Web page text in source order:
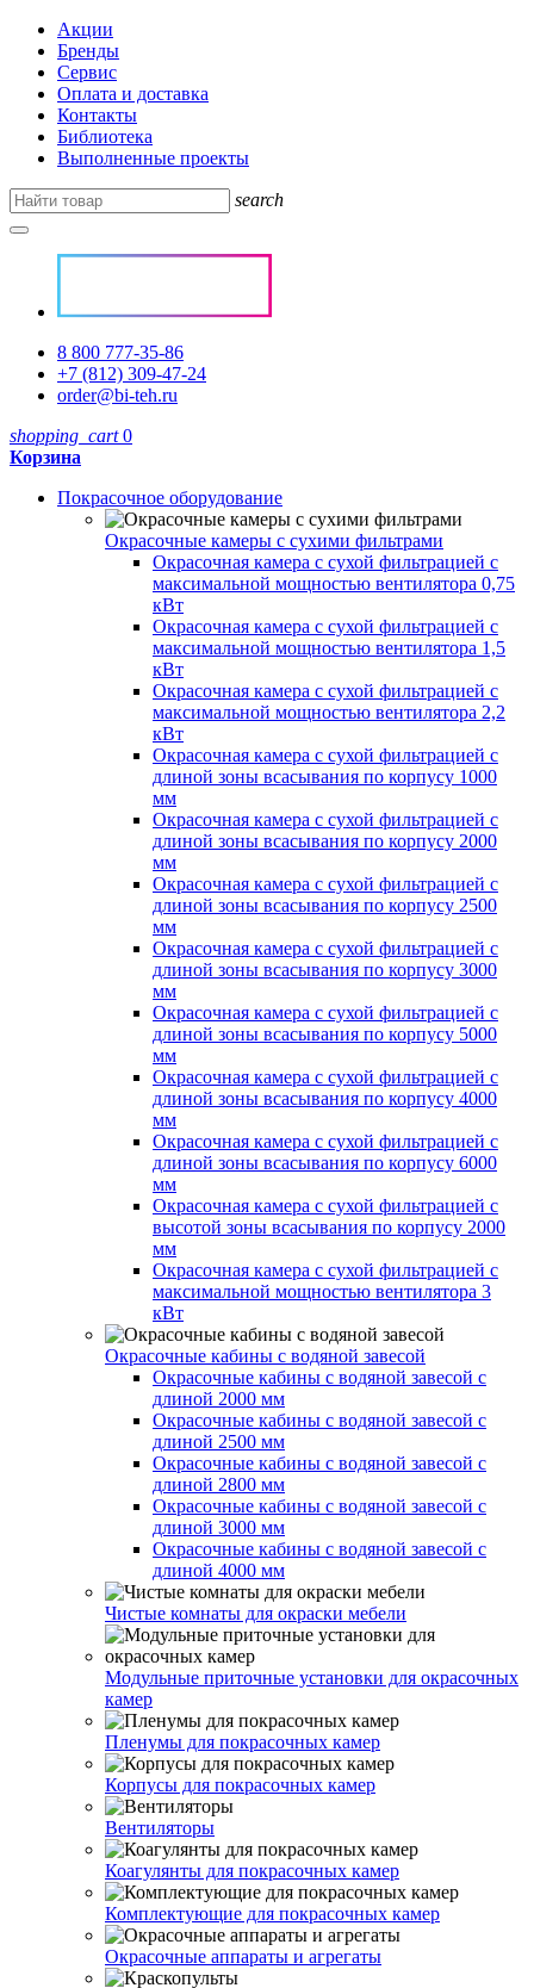
Акции
Бренды
Сервис
Оплата и доставка
Контакты
Библиотека
Выполненные проекты
search
8 800 777-35-86
+7 (812) 309-47-24
order@bi-teh.ru
shopping_cart 0
Корзина
Покрасочное оборудование
Окрасочные камеры с сухими фильтрами
Окрасочная камера с сухой фильтрацией с
максимальной мощностью вентилятора 0,75
кВт
Окрасочная камера с сухой фильтрацией с
максимальной мощностью вентилятора 1,5
кВт
Окрасочная камера с сухой фильтрацией с
максимальной мощностью вентилятора 2,2
кВт
Окрасочная камера с сухой фильтрацией с
длиной зоны всасывания по корпусу 1000
мм
Окрасочная камера с сухой фильтрацией с
длиной зоны всасывания по корпусу 2000
мм
Окрасочная камера с сухой фильтрацией с
длиной зоны всасывания по корпусу 2500
мм
Окрасочная камера с сухой фильтрацией с
длиной зоны всасывания по корпусу 3000
мм
Окрасочная камера с сухой фильтрацией с
длиной зоны всасывания по корпусу 5000
мм
Окрасочная камера с сухой фильтрацией с
длиной зоны всасывания по корпусу 4000
мм
Окрасочная камера с сухой фильтрацией с
длиной зоны всасывания по корпусу 6000
мм
Окрасочная камера с сухой фильтрацией с
высотой зоны всасывания по корпусу 2000
мм
Окрасочная камера с сухой фильтрацией с
максимальной мощностью вентилятора 3
кВт
Окрасочные кабины с водяной завесой
Окрасочные кабины с водяной завесой с
длиной 2000 мм
Окрасочные кабины с водяной завесой с
длиной 2500 мм
Окрасочные кабины с водяной завесой с
длиной 2800 мм
Окрасочные кабины с водяной завесой с
длиной 3000 мм
Окрасочные кабины с водяной завесой с
длиной 4000 мм
Чистые комнаты для окраски мебели
Модульные приточные установки для окрасочных
камер
Пленумы для покрасочных камер
Корпусы для покрасочных камер
Вентиляторы
Коагулянты для покрасочных камер
Комплектующие для покрасочных камер
Окрасочные аппараты и агрегаты